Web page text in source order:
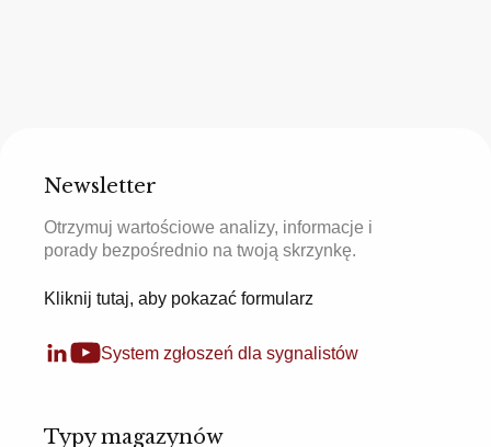
Newsletter
Otrzymuj wartościowe analizy, informacje i
porady bezpośrednio na twoją skrzynkę.
Kliknij tutaj, aby pokazać formularz
System zgłoszeń dla sygnalistów
Typy magazynów